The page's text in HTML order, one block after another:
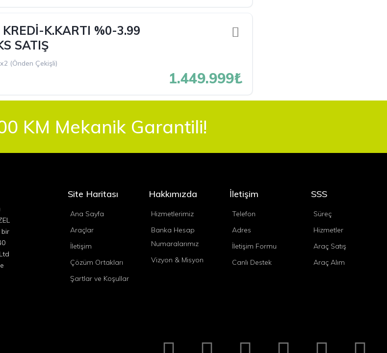
K.KARTI %0-3.99
SATIŞ
(Önden Çekişli)
1.449.999₺
KM Mekanik Garantili!
Site Haritası
Ana Sayfa
Araçlar
İletişim
Çözüm Ortakları
Şartlar ve Koşullar
Hakkımızda
Hizmetlerimiz
Banka Hesap
Numaralarımız
Vizyon & Misyon
İletişim
Telefon
Adres
İletişim Formu
Canlı Destek
SSS
Süreç
Hizmetler
Araç Satış
Araç Alım